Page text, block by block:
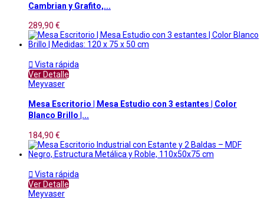
Cambrian y Grafito,...
289,90 €
 Vista rápida
Ver Detalle
Meyvaser
Mesa Escritorio | Mesa Estudio con 3 estantes | Color
Blanco Brillo |...
184,90 €
 Vista rápida
Ver Detalle
Meyvaser